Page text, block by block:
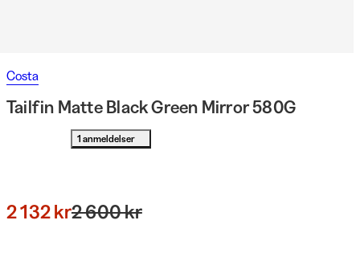
Costa
Tailfin Matte Black Green Mirror 580G
1 anmeldelser
2 132 kr2 600 kr